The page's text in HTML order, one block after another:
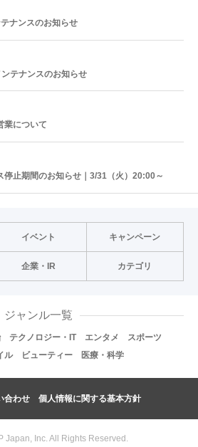
ナンスのお知らせ
テナンスのお知らせ
業について
停止期間のお知らせ｜3/31（火）20:00～
イベント キャンペーン
企業・IR カテゴリ
ジャンル一覧
テクノロジー・IT エンタメ
スポーツ
ル
ビューティー 医療・科学
合わせ 個人情報に関する基本方針
Japan, Inc. All Rights Reserved.